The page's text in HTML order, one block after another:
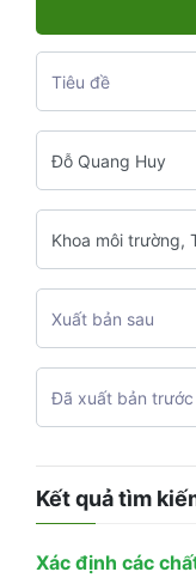
Kết quả tìm
Xác định các